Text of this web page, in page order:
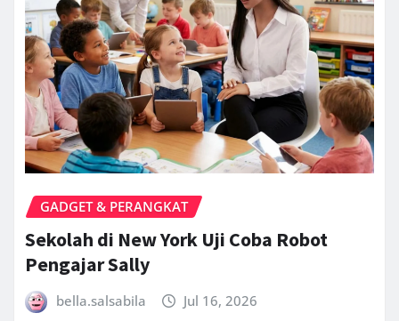
GADGET & PERANGKAT
Sekolah di New York Uji Coba Robot
Pengajar Sally
bella.salsabila Jul 16, 2026